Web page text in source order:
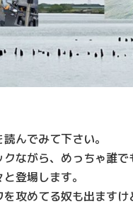
んでみて下さい。
ながら、めっちゃ誰で
登場します。
攻めてる奴も出ますけ